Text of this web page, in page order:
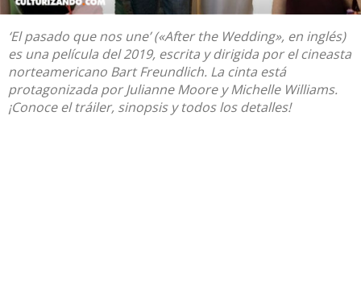
‘El pasado que nos une’ («After the Wedding», en inglés)
es una película del 2019, escrita y dirigida por el cineasta
norteamericano Bart Freundlich. La cinta está
protagonizada por Julianne Moore y Michelle Williams.
¡Conoce el tráiler, sinopsis y todos los detalles!